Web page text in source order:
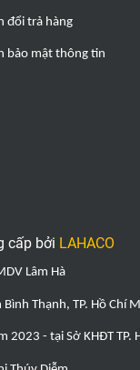
đổi trả hàng
bảo mật thông tin
cấp bởi LAHACO
Lâm Hà
Thạnh, TP. Hồ Chí
- tại Sở KHĐT TP.